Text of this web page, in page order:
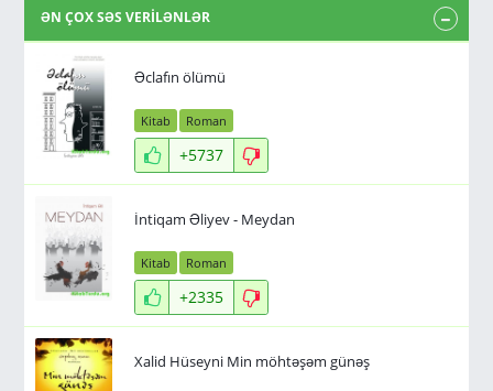
ƏN ÇOX SƏS VERİLƏNLƏR
Əclafın ölümü
Kitab Roman
+5737
İntiqam Əliyev - Meydan
Kitab Roman
+2335
Xalid Hüseyni Min möhtəşəm günəş